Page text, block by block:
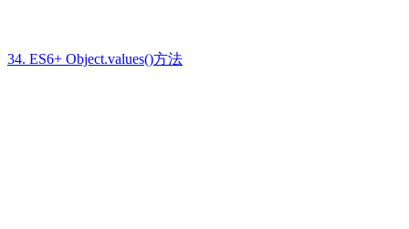
34. ES6+ Object.values()方法